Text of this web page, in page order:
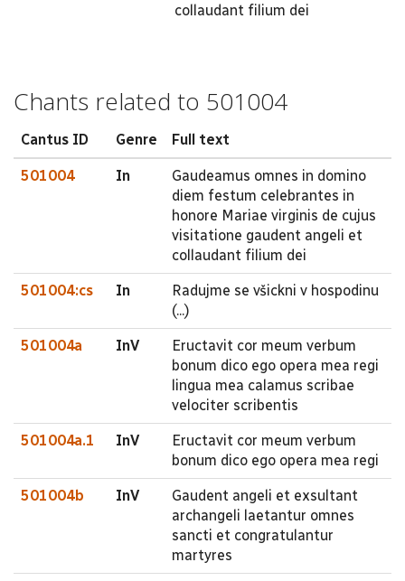
collaudant filium dei
Chants related to 501004
Cantus ID Genre Full text
501004 In
Gaudeamus omnes in domino
diem festum celebrantes in
honore Mariae virginis de cujus
visitatione gaudent angeli et
collaudant filium dei
501004:cs In
Radujme se všickni v hospodinu
(...)
501004a InV
Eructavit cor meum verbum
bonum dico ego opera mea regi
lingua mea calamus scribae
velociter scribentis
501004a.1 InV
Eructavit cor meum verbum
bonum dico ego opera mea regi
501004b InV
Gaudent angeli et exsultant
archangeli laetantur omnes
sancti et congratulantur
martyres